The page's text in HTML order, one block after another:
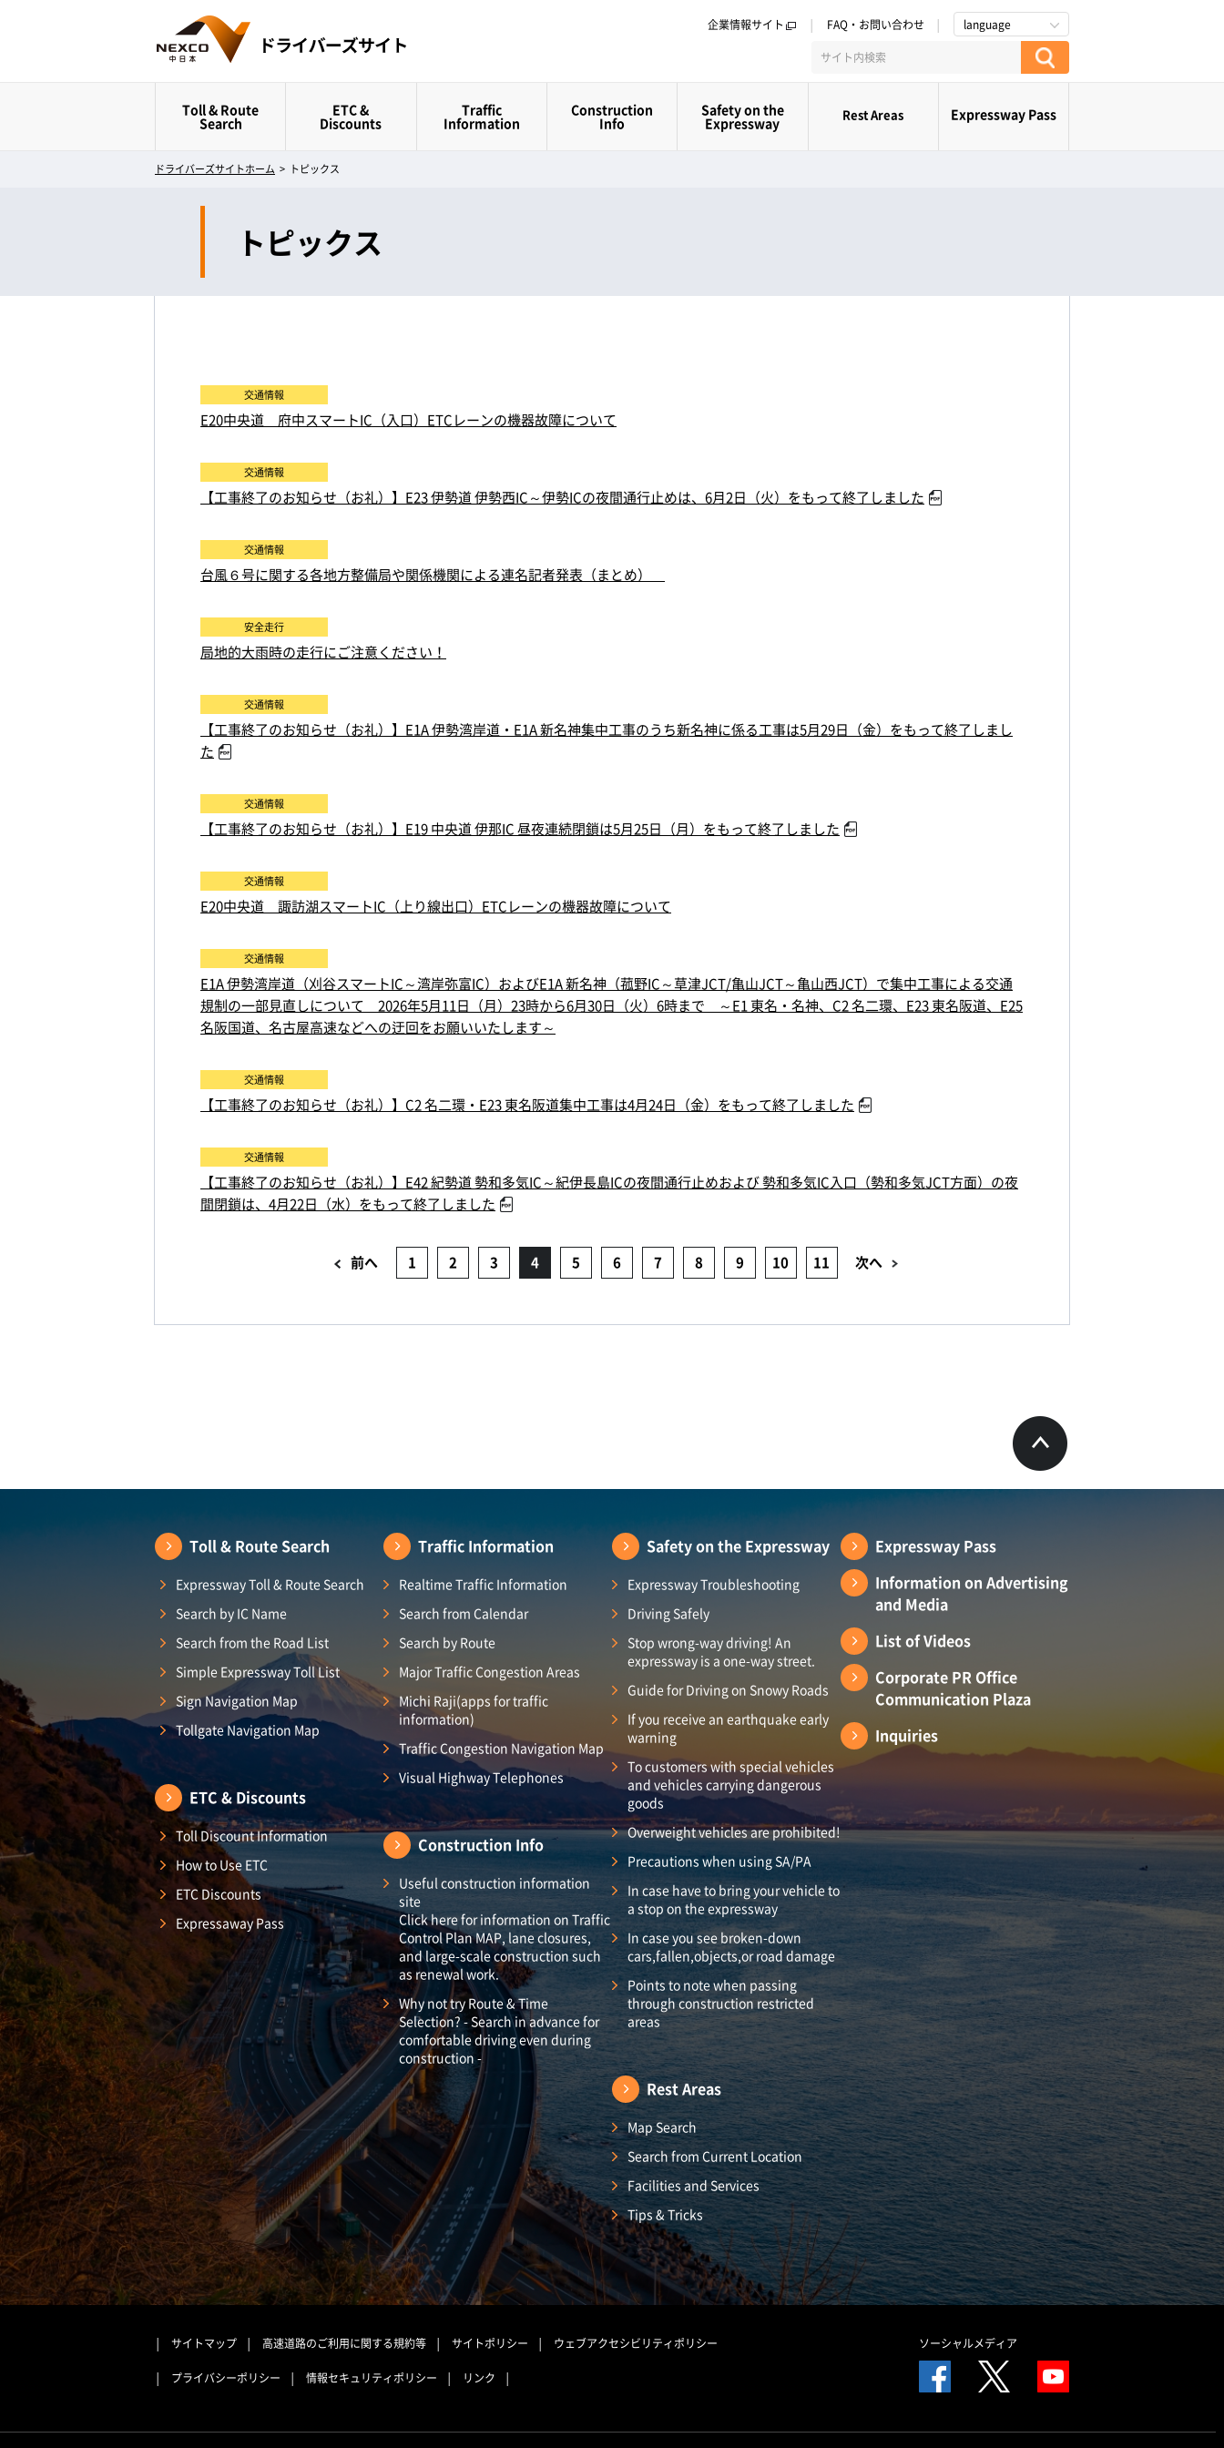
企業情報サイト FAQ・お問い合わせ language
Toll & Route
Search
ETC &
Discounts
Traffic
Information
Construction
Info
Safety on the
Expressway Rest Areas Expressway Pass
ドライバーズサイトホーム > トピックス
トピックス
交通情報
E20中央道 府中スマートIC（入口）ETCレーンの機器故障について
交通情報
【工事終了のお知らせ（お礼）】E23 伊勢道 伊勢西IC～伊勢ICの夜間通行止めは、6月2日（火）をもって終了しました
交通情報
台風６号に関する各地方整備局や関係機関による連名記者発表（まとめ）
安全走行
局地的大雨時の走行にご注意ください！
交通情報
【工事終了のお知らせ（お礼）】E1A 伊勢湾岸道・E1A 新名神集中工事のうち新名神に係る工事は5月29日（金）をもって終了しまし
た
交通情報
【工事終了のお知らせ（お礼）】E19 中央道 伊那IC 昼夜連続閉鎖は5月25日（月）をもって終了しました
交通情報
E20中央道 諏訪湖スマートIC（上り線出口）ETCレーンの機器故障について
交通情報
E1A 伊勢湾岸道（刈谷スマートIC～湾岸弥富IC）およびE1A 新名神（菰野IC～草津JCT/亀山JCT～亀山西JCT）で集中工事による交通
規制の一部見直しについて 2026年5月11日（月）23時から6月30日（火）6時まで ～E1 東名・名神、C2 名二環、E23 東名阪道、E25
名阪国道、名古屋高速などへの迂回をお願いいたします～
交通情報
【工事終了のお知らせ（お礼）】C2 名二環・E23 東名阪道集中工事は4月24日（金）をもって終了しました
交通情報
【工事終了のお知らせ（お礼）】E42 紀勢道 勢和多気IC～紀伊長島ICの夜間通行止めおよび 勢和多気IC入口（勢和多気JCT方面）の夜
間閉鎖は、4月22日（水）をもって終了しました
前へ 1 2 3 4 5 6 7 8 9 10 11 次へ
Toll & Route Search
Expressway Toll & Route Search
Search by IC Name
Search from the Road List
Simple Expressway Toll List
Sign Navigation Map
Tollgate Navigation Map
ETC & Discounts
Toll Discount Information
How to Use ETC
ETC Discounts
Expressaway Pass
Traffic Information
Realtime Traffic Information
Search from Calendar
Search by Route
Major Traffic Congestion Areas
Michi Raji(apps for traffic
information)
Traffic Congestion Navigation Map
Visual Highway Telephones
Construction Info
Useful construction information
site
Click here for information on Traffic
Control Plan MAP, lane closures,
and large-scale construction such
as renewal work.
Why not try Route & Time
Selection? - Search in advance for
comfortable driving even during
construction -
Safety on the Expressway
Expressway Troubleshooting
Driving Safely
Stop wrong-way driving! An
expressway is a one-way street.
Guide for Driving on Snowy Roads
If you receive an earthquake early
warning
To customers with special vehicles
and vehicles carrying dangerous
goods
Overweight vehicles are prohibited!
Precautions when using SA/PA
In case have to bring your vehicle to
a stop on the expressway
In case you see broken-down
cars,fallen,objects,or road damage
Points to note when passing
through construction restricted
areas
Rest Areas
Map Search
Search from Current Location
Facilities and Services
Tips & Tricks
Expressway Pass
Information on Advertising
and Media
List of Videos
Corporate PR Office
Communication Plaza
Inquiries
サイトマップ 高速道路のご利用に関する規約等 サイトポリシー ウェブアクセシビリティポリシー
プライバシーポリシー 情報セキュリティポリシー リンク
ソーシャルメディア